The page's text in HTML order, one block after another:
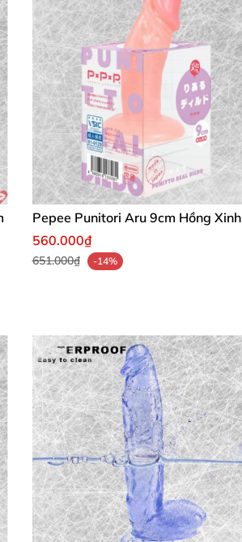
Pepee Punitori Aru 9cm Hồng Xinh
560.000₫
651.000₫ -14%